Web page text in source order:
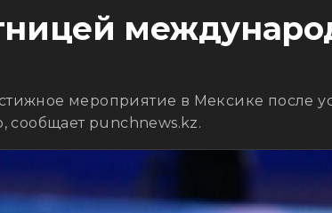
мероприятие в Мексике после
сообщает punchnews.kz.